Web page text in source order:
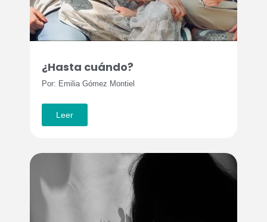
¿Hasta cuándo?
Por: Emilia Gómez Montiel
Leer